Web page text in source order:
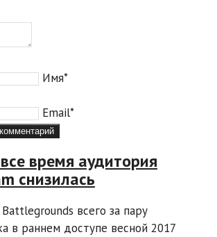
Имя*
Email*
время аудитория
снизилась
всего за пару
в раннем доступе весной 2017